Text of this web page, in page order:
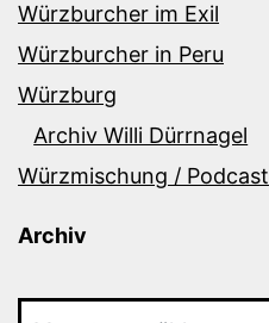
Würzburcher im Exil
Würzburcher in Peru
Würzburg
Archiv Willi Dürrnagel
Würzmischung / Podcast
Archiv